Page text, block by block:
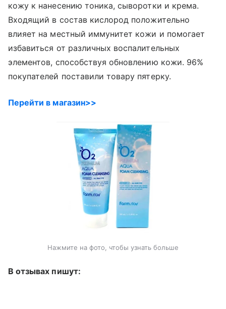
кожу к нанесению тоника, сыворотки и крема.
Входящий в состав кислород положительно
влияет на местный иммунитет кожи и помогает
избавиться от различных воспалительных
элементов, способствуя обновлению кожи. 96%
покупателей поставили товару пятерку.
Перейти в магазин>>
Нажмите на фото, чтобы узнать больше
В отзывах пишут: